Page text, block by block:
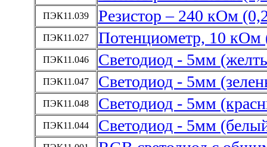
ПЭК11.039 Резистор – 240 кОм
ПЭК11.027 Потенциометр, 10 кОм
ПЭК11.046 Светодиод - 5мм
ПЭК11.047 Светодиод - 5мм
ПЭК11.048 Светодиод - 5мм
ПЭК11.044 Светодиод - 5мм